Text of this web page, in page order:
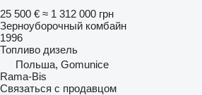
25 500 € ≈ 1 312 000 грн
Зерноуборочный комбайн
1996
Топливо дизель
Польша, Gomunice
Rama-Bis
Связаться с продавцом